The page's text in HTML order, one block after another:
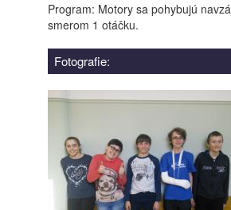
Program: Motory sa pohybujú
smerom 1 otáčku.
Fotografie: